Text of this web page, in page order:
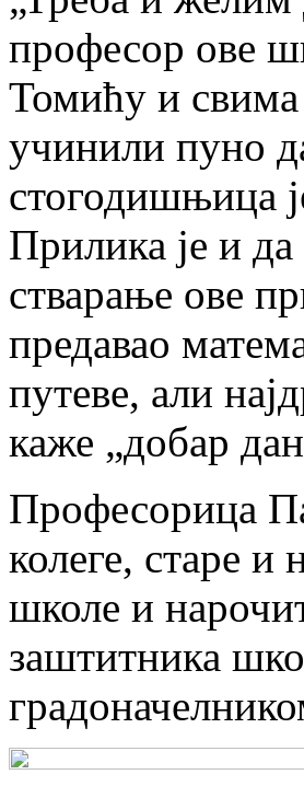
професор ове
Томићу и
учинили пуно
стогодишњица
Прилика је и да
стварање ове
предавао
путеве, али
каже „добар
Професорица
колеге, старе
школе и
заштитника